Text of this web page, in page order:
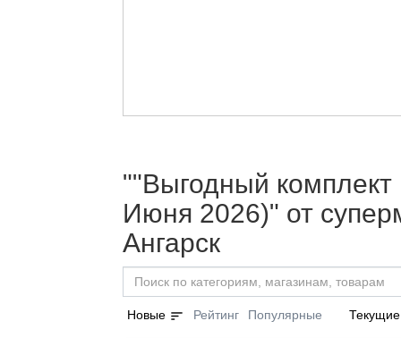
""Выгодный
Июня 2026)" от
Ангарск
Новые sort Рейтинг Популярные Текущие